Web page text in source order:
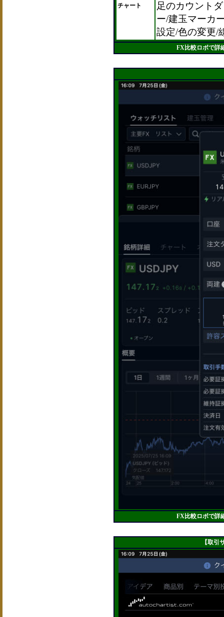
チャート
足のカウント
ー/建玉マーカ
設定/色の変更/
FX比較ロボで詳
FX比較ロボで詳
【取引